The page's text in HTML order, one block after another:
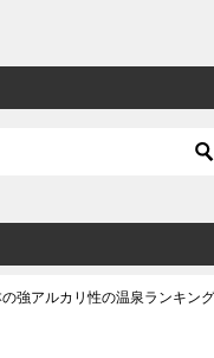
の強アルカリ性の温泉ランキング